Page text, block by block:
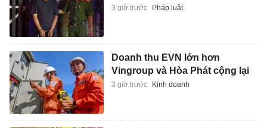
3 giờ trước Pháp luật
Doanh thu EVN lớn hơn
Vingroup và Hòa Phát cộng lại
3 giờ trước Kinh doanh